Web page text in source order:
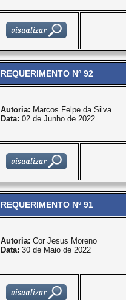
REQUERIMENTO Nº 92
Autoria: Marcos Felpe da Silva
Data: 02 de Junho de 2022
REQUERIMENTO Nº 91
Autoria: Cor Jesus Moreno
Data: 30 de Maio de 2022